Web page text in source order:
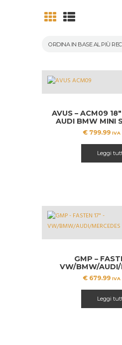
AVUS – ACM09
AUDI BMW MINI
VW
€799.99
Leggi
GMP –
VW/BMW/AUDI/
€679.99
Leggi